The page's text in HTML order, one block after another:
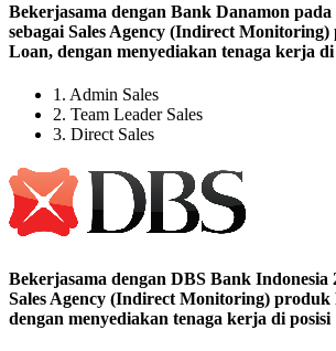
Bekerjasama dengan Bank Danamon pada
sebagai Sales Agency (Indirect
Loan, dengan menyediakan tenaga kerja di
1. Admin Sales
2. Team Leader Sales
3. Direct Sales
Bekerjasama dengan DBS Bank Indonesia
Sales Agency (Indirect Monitoring) produk
dengan menyediakan tenaga kerja di posisi